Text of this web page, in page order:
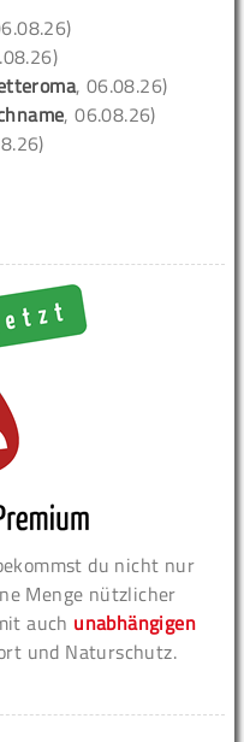
, 06.08.26)
, 06.08.26)
du nicht nur
Menge nützlicher
auch unabhängigen
und Naturschutz.